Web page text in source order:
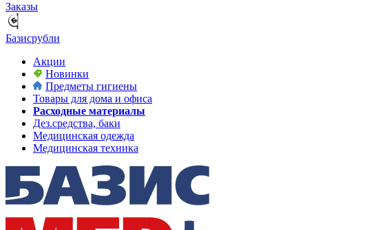
Заказы
Базисрубли
Акции
Новинки
Предметы гигиены
Товары для дома и офиса
Расходные материалы
Дез.средства, баки
Медицинская одежда
Медицинская техника